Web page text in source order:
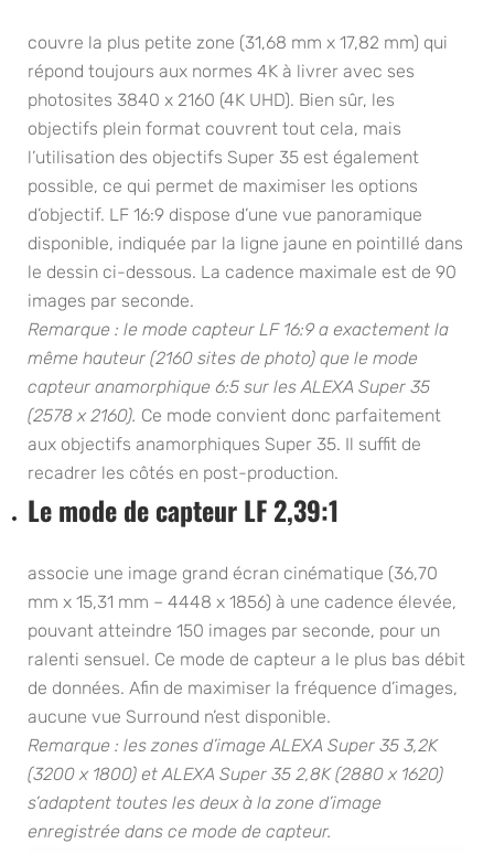
couvre la plus petite zone (31,68 mm x 17,82 mm) qui
répond toujours aux normes 4K à livrer avec ses
photosites 3840 x 2160 (4K UHD). Bien sûr, les
objectifs plein format couvrent tout cela, mais
l’utilisation des objectifs Super 35 est également
possible, ce qui permet de maximiser les options
d’objectif. LF 16:9 dispose d’une vue panoramique
disponible, indiquée par la ligne jaune en pointillé dans
le dessin ci-dessous. La cadence maximale est de 90
images par seconde.
Remarque : le mode capteur LF 16:9 a exactement la
même hauteur (2160 sites de photo) que le mode
capteur anamorphique 6:5 sur les ALEXA Super 35
(2578 x 2160). Ce mode convient donc parfaitement
aux objectifs anamorphiques Super 35. Il suffit de
recadrer les côtés en post-production.
Le mode de capteur LF 2,39:1
associe une image grand écran cinématique (36,70
mm x 15,31 mm – 4448 x 1856) à une cadence élevée,
pouvant atteindre 150 images par seconde, pour un
ralenti sensuel. Ce mode de capteur a le plus bas débit
de données. Afin de maximiser la fréquence d’images,
aucune vue Surround n’est disponible.
Remarque : les zones d’image ALEXA Super 35 3,2K
(3200 x 1800) et ALEXA Super 35 2,8K (2880 x 1620)
s’adaptent toutes les deux à la zone d’image
enregistrée dans ce mode de capteur.